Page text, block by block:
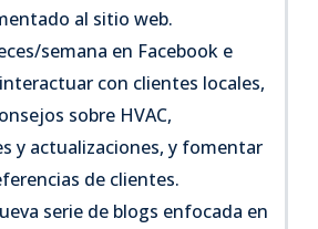
al sitio web.
semana en Facebook e
con clientes locales,
sobre HVAC,
y actualizaciones, y fomentar
de clientes.
serie de blogs enfocada en